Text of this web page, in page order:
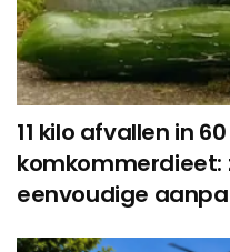
11 kilo afvallen in
komkommerdieet:
eenvoudige